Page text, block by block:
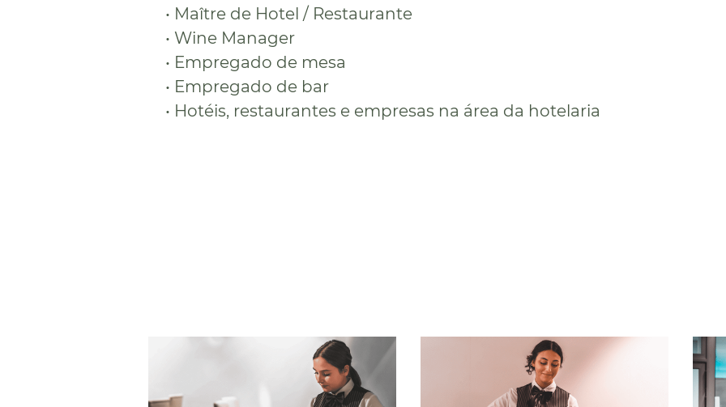
• Maître de Hotel / Restaurante
• Wine Manager
• Empregado de mesa
• Empregado de bar
• Hotéis, restaurantes e empresas na área da hotelaria